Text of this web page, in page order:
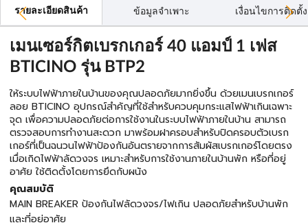
รายละเอียดสินค้า ข้อมูลจำเพาะ เงื่อนไขการติดตั้ง
เมนเซอร์กิตเบรกเกอร์ 40 แอมป์ 1 เฟส
BTICINO รุ่น BTP2
ให้ระบบไฟฟ้าภายในบ้านของคุณปลอดภัยมากยิ่งขึ้น ด้วยเมนเบรกเกอร์
ลอย BTICINO อุปกรณ์สำคัญที่ใช้สำหรับควบคุมกระแสไฟฟ้าเกินเฉพาะ
จุด เพื่อความปลอดภัยต่อการใช้งานในระบบไฟฟ้าภายในบ้าน สามารถ
ตรวจสอบการทำงานสะดวก มาพร้อมฝาครอบสำหรับปิดครอบตัวเบรก
เกอร์ที่เป็นฉนวนไฟฟ้าป้องกันอันตรายจากการสัมผัสเบรกเกอร์โดยตรง
เมื่อเกิดไฟฟ้าลัดวงจร เหมาะสำหรับการใช้งานภายในบ้านพัก หรือที่อยู่
อาศัย ใช้ติดตั้งโดยการยึดกับผนัง
คุณสมบัติ
MAIN BREAKER ป้องกันไฟลัดวงจร/ไฟเกิน ปลอดภัยสำหรับบ้านพัก
และที่อยู่อาศัย